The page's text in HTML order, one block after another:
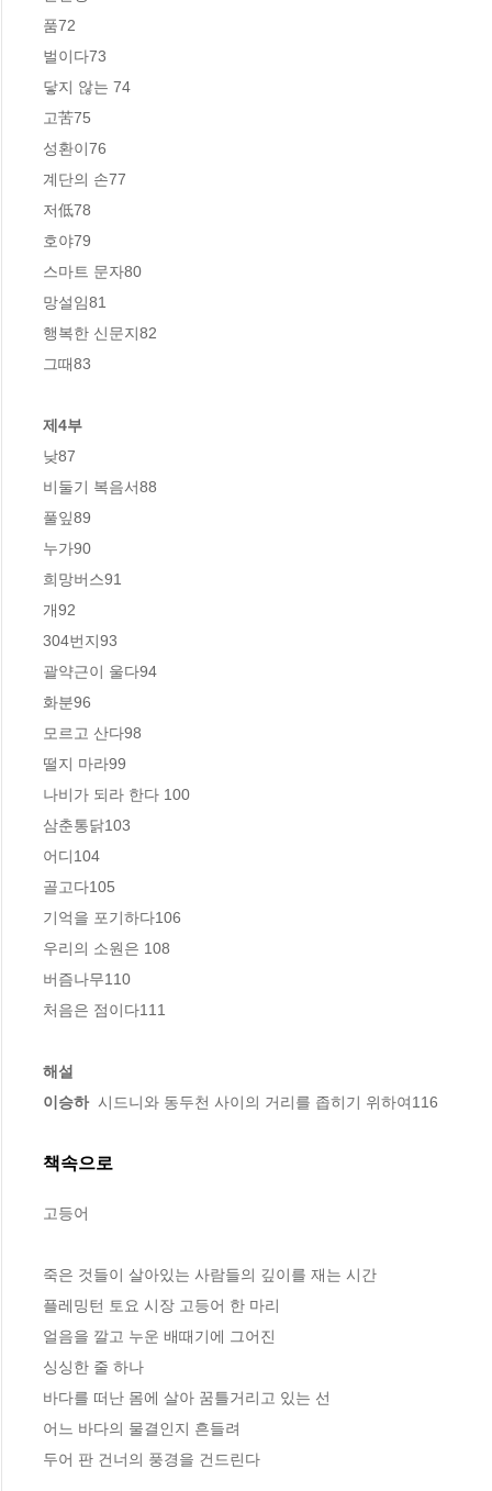
품72
벌이다73
닿지 않는 74
고苦75
성환이76
계단의 손77
저低78
호야79
스마트 문자80
망설임81
행복한 신문지82
그때83
제4부
낮87
비둘기 복음서88
풀잎89
누가90
희망버스91
개92
304번지93
괄약근이 울다94
화분96
모르고 산다98
떨지 마라99
나비가 되라 한다 100
삼춘통닭103
어디104
골고다105
기억을 포기하다106
우리의 소원은 108
버즘나무110
처음은 점이다111
해설
이승하
  시드니와 동두천 사이의 거리를 좁히기 위하여116
책속으로
고등어
죽은 것들이 살아있는 사람들의 깊이를 재는 시간
플레밍턴 토요 시장 고등어 한 마리
얼음을 깔고 누운 배때기에 그어진
싱싱한 줄 하나
바다를 떠난 몸에 살아 꿈틀거리고 있는 선
어느 바다의 물결인지 흔들려
두어 판 건너의 풍경을 건드린다